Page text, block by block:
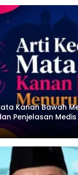
Kanan Bawah
Penjelasan Medis